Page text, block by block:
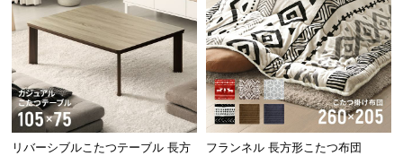
つ
い
て
返
品・
キ
リバーシブルこたつテーブル 長方
フランネル 長方形こたつ布団